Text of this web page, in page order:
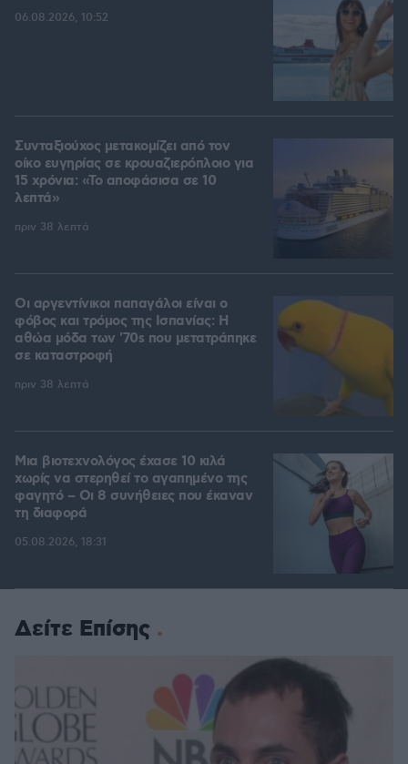
06.08.2026, 10:52
Συνταξιούχος μετακομίζει από τον
οίκο ευγηρίας σε κρουαζιερόπλοιο για
15 χρόνια: «Το αποφάσισα σε 10
λεπτά»
πριν 38 λεπτά
Οι αργεντίνικοι παπαγάλοι είναι ο
φόβος και τρόμος της Ισπανίας: Η
αθώα μόδα των '70s που μετατράπηκε
σε καταστροφή
πριν 38 λεπτά
Μια βιοτεχνολόγος έχασε 10 κιλά
χωρίς να στερηθεί το αγαπημένο της
φαγητό – Οι 8 συνήθειες που έκαναν
τη διαφορά
05.08.2026, 18:31
Δείτε Επίσης